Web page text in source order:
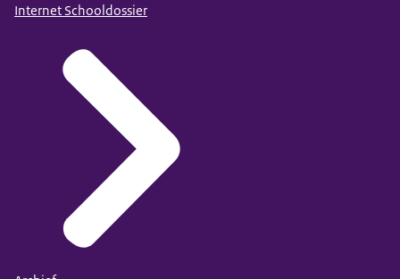
Internet Schooldossier